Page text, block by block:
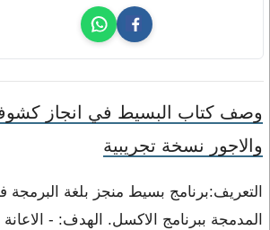
وصف كتاب البسيط في انجاز
والاجور نسخة تجريبية
التعريف:برنامج بسيط منجز بلغة البرمجة
المدمجة ببرنامج الاكسل. الهدف: -